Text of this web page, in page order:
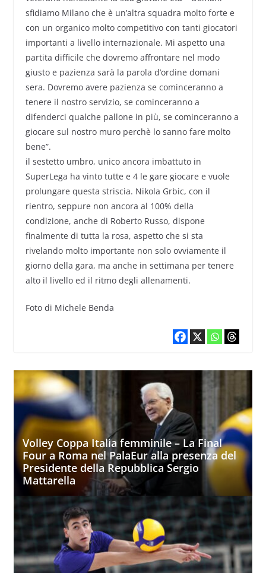
sfidiamo Milano che è un’altra squadra molto forte e
con un organico molto competitivo con tanti giocatori
importanti a livello internazionale. Mi aspetto una
partita difficile che dovremo affrontare nel modo
giusto e pazienza sarà la parola d’ordine domani
sera. Dovremo avere pazienza se cominceranno a
tenere il nostro servizio, se cominceranno a
difenderci qualche pallone in più, se cominceranno a
giocare sul nostro muro perchè lo sanno fare molto
bene”.
il sestetto umbro, unico ancora imbattuto in
SuperLega ha vinto tutte e 4 le gare giocare e vuole
prolungare questa striscia. Nikola Grbic, con il
rientro, seppure non ancora al 100% della
condizione, anche di Roberto Russo, dispone
finalmente di tutta la rosa, aspetto che si sta
rivelando molto importante non solo ovviamente il
giorno della gara, ma anche in settimana per tenere
alto il livello ed il ritmo degli allenamenti.
Foto di Michele Benda
Volley Coppa Italia femminile – La Final
Four a Roma nel PalaEur alla presenza del
Presidente della Repubblica Sergio
Mattarella